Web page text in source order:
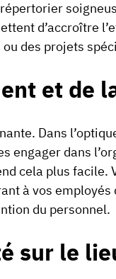
d’accroître
des projets
et de
Dans
engager dans
cela plus facile.
à vos
du personnel.
sur le